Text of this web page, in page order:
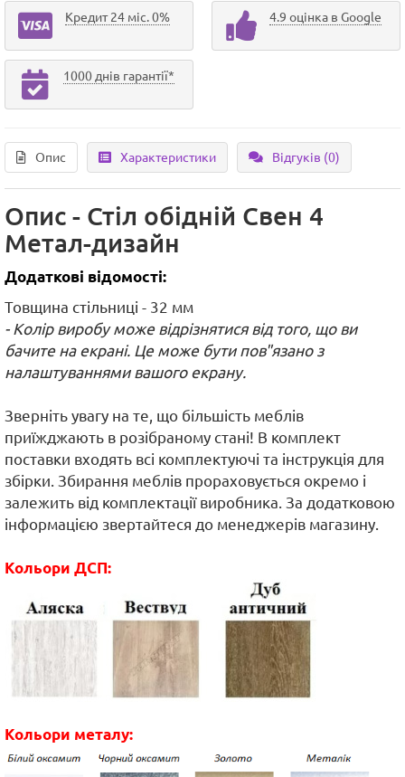
Кредит 24 міс. 0% 4.9 оцінка в Google
1000 днів гарантії*
Опис Характеристики Відгуків (0)
Опис - Стіл обідній Свен 4
Метал-дизайн
Додаткові відомості:
Товщина стільниці - 32 мм
- Колір виробу може відрізнятися від того, що ви
бачите на екрані. Це може бути пов"язано з
налаштуваннями вашого екрану.
Зверніть увагу на те, що більшість меблів
приїжджають в розібраному стані! В комплект
поставки входять всі комплектуючі та інструкція для
збірки. Збирання меблів прораховується окремо і
залежить від комплектації виробника. За додатковою
інформацією звертайтеся до менеджерів магазину.
Кольори ДСП:
Кольори металу: